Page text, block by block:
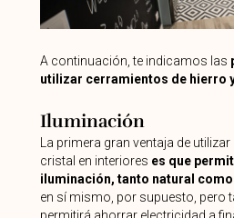
A continuación, te indicamos las
utilizar cerramientos de hierro
Iluminación
La primera gran ventaja de
cristal en interiores es que
iluminación, tanto natural
en sí mismo, por supuesto, pero